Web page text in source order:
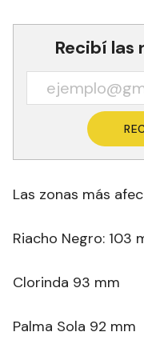
Recibí las
Las zonas más
Riacho Negro: 103
Clorinda 93 mm
Palma Sola 92 mm